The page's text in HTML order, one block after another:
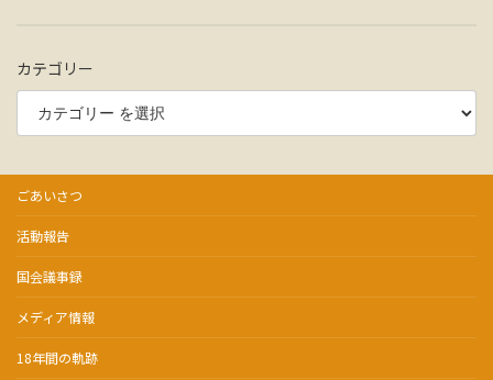
カテゴリー
ごあいさつ
活動報告
国会議事録
メディア情報
18年間の軌跡